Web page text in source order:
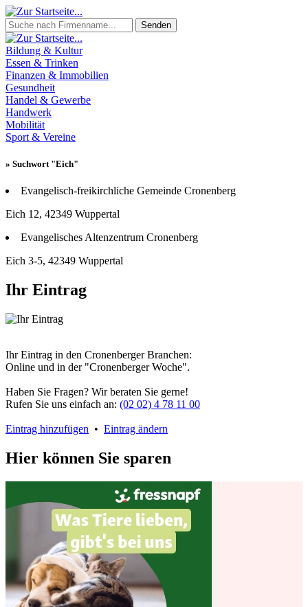
Senden
Bildung & Kultur
Essen & Trinken
Finanzen & Immobilien
Gesundheit
Handel & Gewerbe
Handwerk
Mobilität
Sport & Vereine
» Suchwort "Eich"
Evangelisch-freikirchliche Gemeinde Cronenberg
Eich 12, 42349 Wuppertal
Evangelisches Altenzentrum Cronenberg
Eich 3-5, 42349 Wuppertal
Ihr Eintrag
Ihr Eintrag in den Cronenberger Branchen:
Online und in der "Cronenberger Woche".
Haben Sie Fragen? Wir beraten Sie gerne!
Rufen Sie uns einfach an: (02 02) 4 78 11 00
Eintrag hinzufügen • Eintrag ändern
Hier können Sie sparen